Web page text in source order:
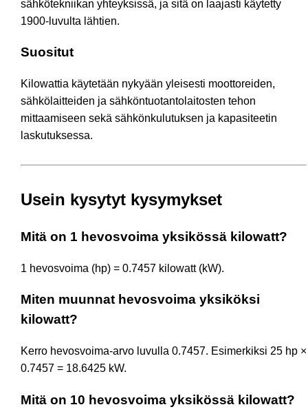
sähkötekniikan yhteyksissä, ja sitä on laajasti käytetty
1900-luvulta lähtien.
Suositut
Kilowattia käytetään nykyään yleisesti moottoreiden,
sähkölaitteiden ja sähköntuotantolaitosten tehon
mittaamiseen sekä sähkönkulutuksen ja kapasiteetin
laskutuksessa.
Usein kysytyt kysymykset
Mitä on 1 hevosvoima yksikössä kilowatt?
1 hevosvoima (hp) = 0.7457 kilowatt (kW).
Miten muunnat hevosvoima yksiköksi
kilowatt?
Kerro hevosvoima-arvo luvulla 0.7457. Esimerkiksi 25 hp ×
0.7457 = 18.6425 kW.
Mitä on 10 hevosvoima yksikössä kilowatt?